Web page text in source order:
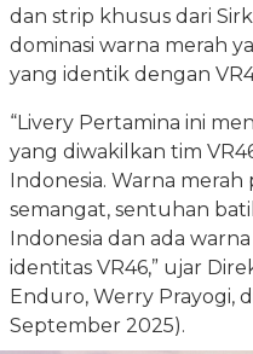
dan strip khusus dari
dominasi warna merah
yang identik dengan
“Livery Pertamina ini
yang diwakilkan tim
Indonesia. Warna
semangat, sentuhan
Indonesia dan ada
identitas VR46,” ujar
Enduro, Werry Prayogi,
September 2025).